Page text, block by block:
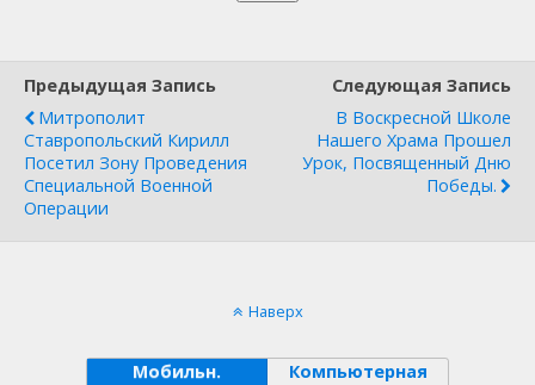
Предыдущая Запись
Митрополит
Ставропольский Кирилл
Посетил Зону Проведения
Специальной Военной
Операции
Следующая Запись
В Воскресной Школе
Нашего Храма Прошел
Урок, Посвященный Дню
Победы.
Наверх
Мобильн. Компьютерная